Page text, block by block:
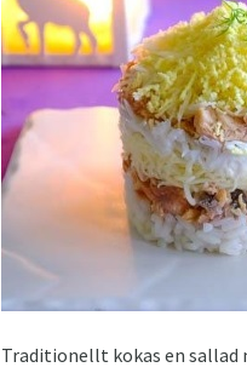
Traditionellt kokas en sallad